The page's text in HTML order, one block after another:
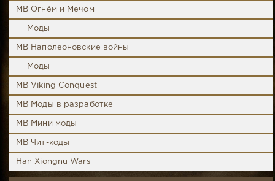
MB Огнём и Мечом
Моды
MB Наполеоновские войны
Моды
MB Viking Conquest
MB Моды в разработке
MB Мини моды
MB Чит-коды
Han Xiongnu Wars